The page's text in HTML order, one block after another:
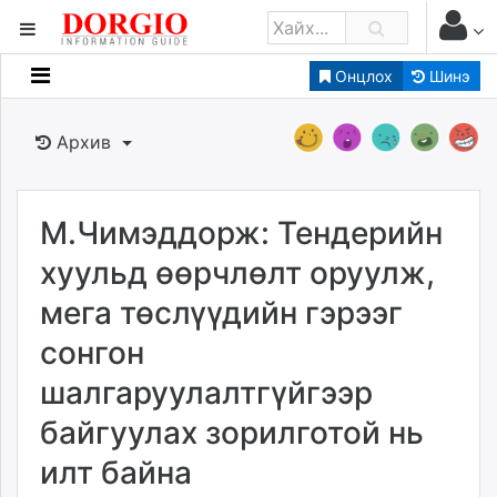
Онцлох Шинэ
Мэдээллийн
Банк санхүү
Бизнес ААН
Төрийн
dorgio.mn
Gogo.mn
news.mn
zindaa.mn
tovch.mn
Архив
М.Чимэддорж: Тендерийн
хуульд өөрчлөлт оруулж,
мега төслүүдийн гэрээг
сонгон
шалгаруулалтгүйгээр
байгуулах зорилготой нь
илт байна